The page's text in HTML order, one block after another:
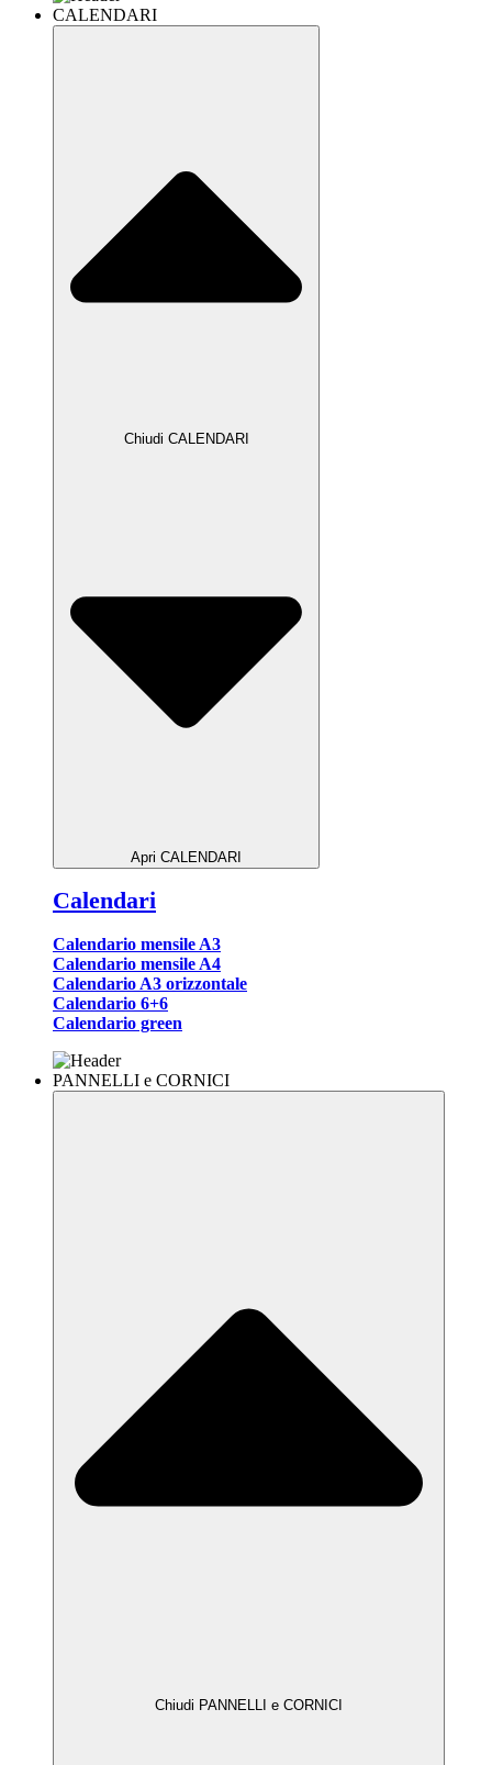
CALENDARI
Chiudi CALENDARI
Apri CALENDARI
Calendari
Calendario mensile A3
Calendario mensile A4
Calendario A3 orizzontale
Calendario 6+6
Calendario green
PANNELLI e CORNICI
Chiudi PANNELLI e CORNICI